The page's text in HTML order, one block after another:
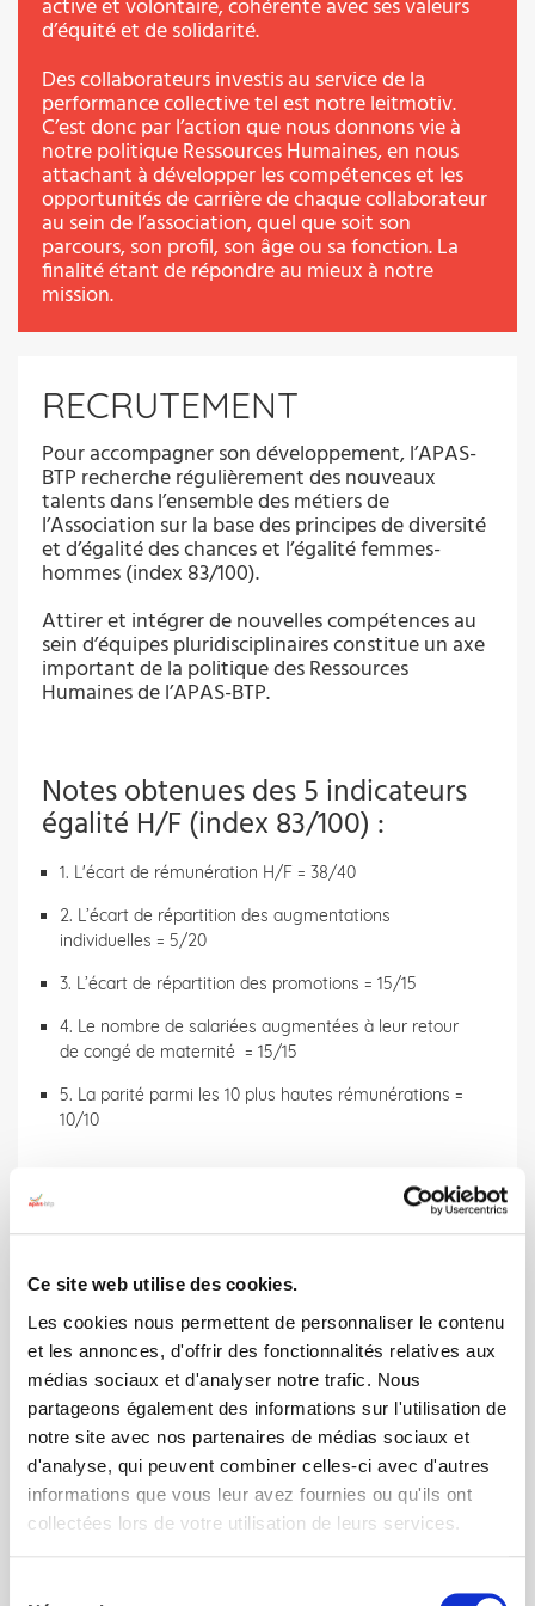
Ce site web utilise des cookies.
Les cookies nous permettent de personnaliser le contenu
et les annonces, d'offrir des fonctionnalités relatives aux
médias sociaux et d'analyser notre trafic. Nous
partageons également des informations sur l'utilisation de
notre site avec nos partenaires de médias sociaux et
d'analyse, qui peuvent combiner celles-ci avec d'autres
informations que vous leur avez fournies ou qu'ils ont
collectées lors de votre utilisation de leurs services.
active et volontaire, cohérente avec ses valeurs
d’équité et de solidarité.
Des collaborateurs investis au service de la
performance collective tel est notre leitmotiv.
C’est donc par l’action que nous donnons vie à
notre politique Ressources Humaines, en nous
attachant à développer les compétences et les
opportunités de carrière de chaque collaborateur
au sein de l’association, quel que soit son
parcours, son profil, son âge ou sa fonction. La
finalité étant de répondre au mieux à notre
mission.
RECRUTEMENT
Pour accompagner son développement, l’APAS-
BTP recherche régulièrement des nouveaux
talents dans l’ensemble des métiers de
l’Association sur la base des principes de diversité
et d’égalité des chances et l’égalité femmes-
hommes (index 83/100).
Attirer et intégrer de nouvelles compétences au
sein d’équipes pluridisciplinaires constitue un axe
important de la politique des Ressources
Humaines de l’APAS-BTP.
Notes obtenues des 5 indicateurs
égalité H/F (index 83/100) :
1. L'écart de rémunération H/F = 38/40
2. L’écart de répartition des augmentations
individuelles = 5/20
3. L’écart de répartition des promotions = 15/15
4. Le nombre de salariées augmentées à leur retour
de congé de maternité = 15/15
5. La parité parmi les 10 plus hautes rémunérations =
10/10
Concernant les mesures de
progression, voici les pistes de
réflexion envisagées :
1. Estimer le coût du rattrapage salarial pour les
retours de congé maternité 2021
2. Proposer un accord ou un plan d’actions relatifs
à l’égalité professionnelle, par exemple :
- Identifier les écarts en constituant des groupes
de salariés en croisant la catégorie
professionnelle, l’âge moyen et l’ancienneté
moyenne, et en comparant leur rémunération